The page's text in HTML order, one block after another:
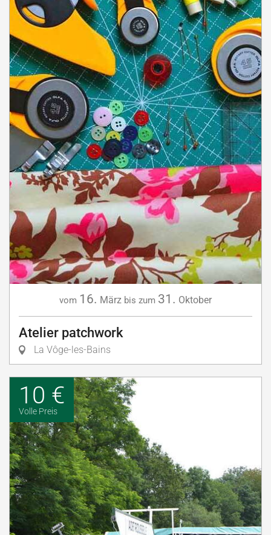
vom 16. März bis zum 31. Oktober
Atelier patchwork
La Vôge-les-Bains
10 €
Volle Preis